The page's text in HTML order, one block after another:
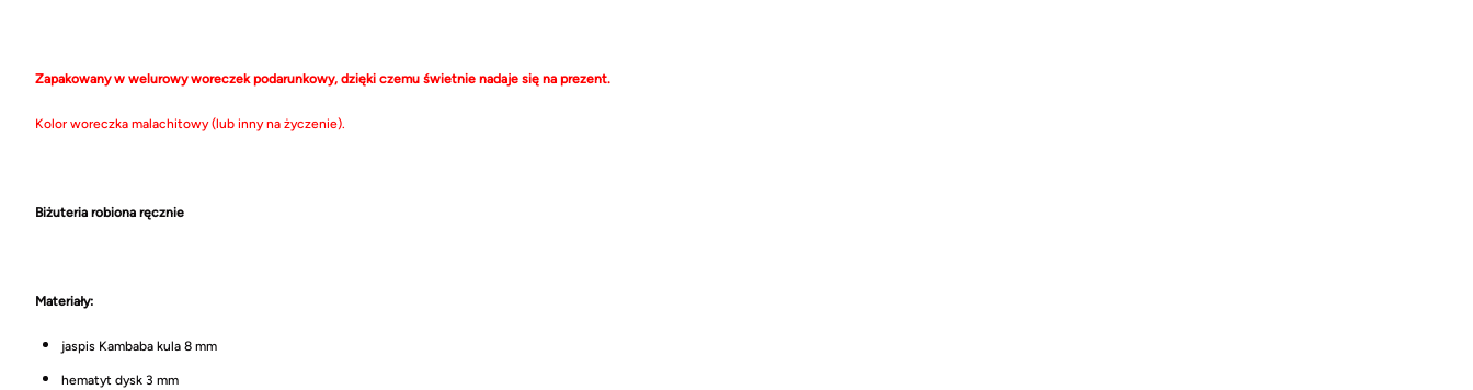
Zapakowany w welurowy woreczek podarunkowy, dzięki czemu świetnie nadaje się na prezent.
Kolor woreczka malachitowy (lub inny na życzenie).
Biżuteria robiona ręcznie
Materiały:
jaspis Kambaba kula 8 mm
hematyt dysk 3 mm